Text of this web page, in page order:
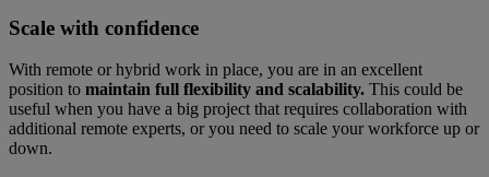
Scale with confidence
With remote or hybrid work in place, you are in an excellent
position to maintain full flexibility and scalability. This could be
useful when you have a big project that requires collaboration with
additional remote experts, or you need to scale your workforce up or
down.